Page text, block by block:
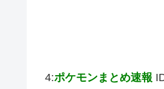
4:ポケモンまとめ速報